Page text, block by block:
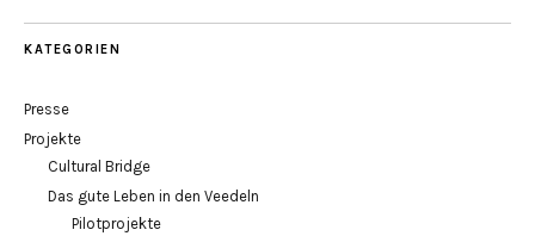
KATEGORIEN
Presse
Projekte
Cultural Bridge
Das gute Leben in den Veedeln
Pilotprojekte